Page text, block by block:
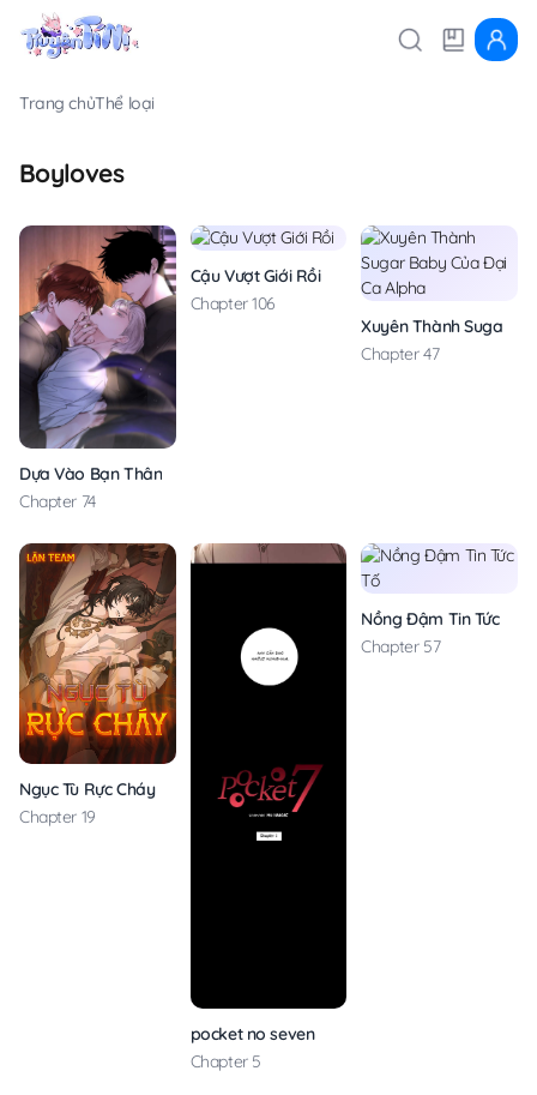
Trang chủThể loại
Boyloves
Dựa Vào Bạn Thân Từ Nhỏ Tôi Trở Thành Đỉnh Cấp Hướng Đạo
Chapter 74
Cậu Vượt Giới Rồi
Chapter 106
Xuyên Thành Sugar
Chapter 47
Ngục Tù Rực Cháy
Chapter 19
pocket no seven
Chapter 5
Nồng Đậm Tin Tức Tố
Chapter 57